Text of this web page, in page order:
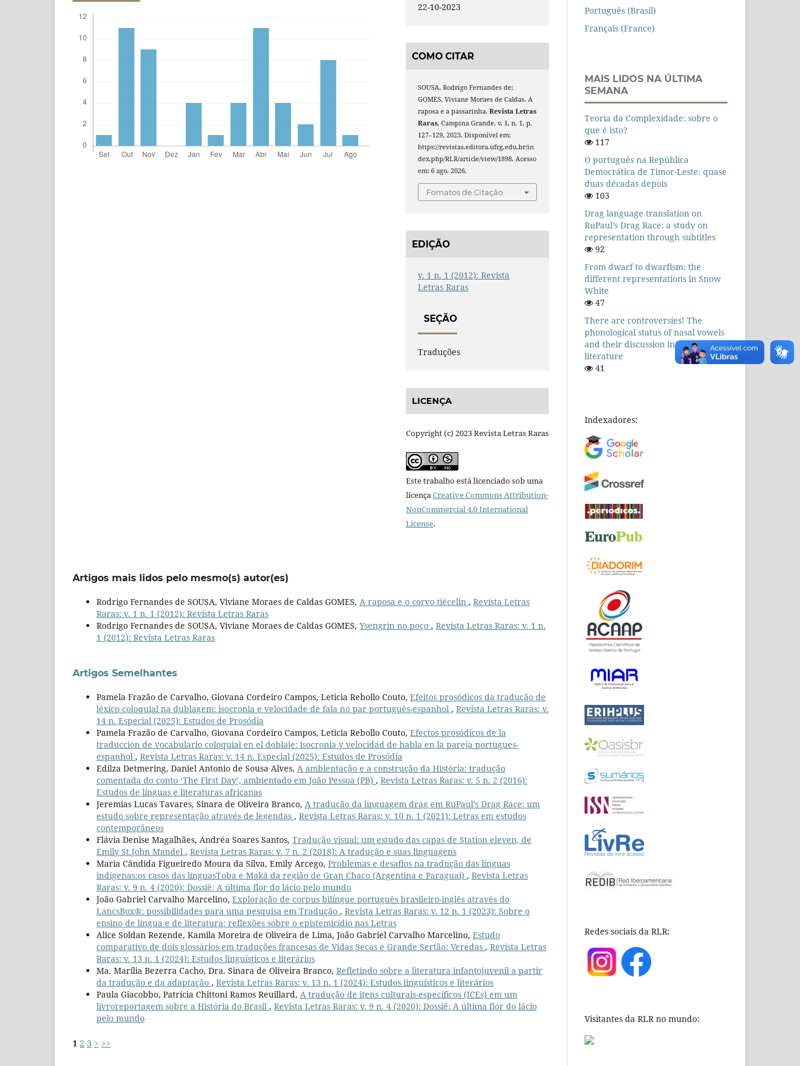
22-10-2023
COMO CITAR
SOUSA, Rodrigo Fernandes de;
GOMES, Viviane Moraes de Caldas. A
raposa e a passarinha.Revista Letras
Raras, Campina Grande, v. 1, n. 1, p.
127–129, 2023. Disponível em:
https://revistas.editora.ufcg.edu.br/in
dex.php/RLR/article/view/1898. Acesso
em: 6 ago. 2026.
Fomatos de Citação
EDIÇÃO
v. 1 n. 1 (2012): Revista
Letras Raras
SEÇÃO
Traduções
LICENÇA
Copyright (c) 2023 Revista Letras Raras
Este trabalho está licenciado sob uma
licençaCreative Commons Attribution-
NonCommercial 4.0 International
License.
Artigos mais lidos pelo mesmo(s) autor(es)
Rodrigo Fernandes de SOUSA, Viviane Moraes de Caldas GOMES, A raposa e o corvo tiécelin , Revista Letras
Raras: v. 1 n. 1 (2012): Revista Letras Raras
Rodrigo Fernandes de SOUSA, Viviane Moraes de Caldas GOMES, Ysengrin no poço , Revista Letras Raras: v. 1 n.
1 (2012): Revista Letras Raras
Artigos Semelhantes
Pamela Frazão de Carvalho, Giovana Cordeiro Campos, Leticia Rebollo Couto, Efeitos prosódicos da tradução de
léxico coloquial na dublagem: isocronia e velocidade de fala no par português-espanhol , Revista Letras Raras: v.
14 n. Especial (2025): Estudos de Prosódia
Pamela Frazão de Carvalho, Giovana Cordeiro Campos, Leticia Rebollo Couto, Efectos prosódicos de la
traducción de vocabulario coloquial en el doblaje: isocronia y velocidad de habla en la pareja portugues-
espanhol , Revista Letras Raras: v. 14 n. Especial (2025): Estudos de Prosódia
Edilza Detmering, Daniel Antonio de Sousa Alves, A ambientação e a construção da História: tradução
comentada do conto ‘The First Day’, ambientado em João Pessoa (PB) , Revista Letras Raras: v. 5 n. 2 (2016):
Estudos de línguas e literaturas africanas
Jeremias Lucas Tavares, Sinara de Oliveira Branco, A tradução da linguagem drag em RuPaul’s Drag Race: um
estudo sobre representação através de legendas , Revista Letras Raras: v. 10 n. 1 (2021): Letras em estudos
contemporâneos
Flávia Denise Magalhães, Andréa Soares Santos, Tradução visual: um estudo das capas de Station eleven, de
Emily St.John Mandel , Revista Letras Raras: v. 7 n. 2 (2018): A tradução e suas linguagens
Maria Cândida Figueiredo Moura da Silva, Emily Arcego, Problemas e desafios na tradução das línguas
indígenas:os casos das línguasToba e Maká da região de Gran Chaco (Argentina e Paraguai) , Revista Letras
Raras: v. 9 n. 4 (2020): Dossiê: A última flor do lácio pelo mundo
João Gabriel Carvalho Marcelino, Exploração de corpus bilíngue português brasileiro-inglês através do
LancsBox®: possibilidades para uma pesquisa em Tradução , Revista Letras Raras: v. 12 n. 1 (2023): Sobre o
ensino de língua e de literatura: reflexões sobre o epistemicídio nas Letras
Alice Soldan Rezende, Kamila Moreira de Oliveira de Lima, João Gabriel Carvalho Marcelino, Estudo
comparativo de dois glossários em traduções francesas de Vidas Secas e Grande Sertão: Veredas , Revista Letras
Raras: v. 13 n. 1 (2024): Estudos linguísticos e literários
Ma. Marília Bezerra Cacho, Dra. Sinara de Oliveira Branco, Refletindo sobre a literatura infantojuvenil a partir
da tradução e da adaptação , Revista Letras Raras: v. 13 n. 1 (2024): Estudos linguísticos e literários
Paula Giacobbo, Patrícia Chittoni Ramos Reuillard, A tradução de itens culturais-específicos (ICEs) em um
livroreportagem sobre a História do Brasil , Revista Letras Raras: v. 9 n. 4 (2020): Dossiê: A última flor do lácio
pelo mundo
1 2 3 > >>
Português (Brasil)
Français (France)
MAIS LIDOS NA ÚLTIMA
SEMANA
Teoria da Complexidade: sobre o
que é isto?
117
O português na República
Democrática de Timor-Leste: quase
duas décadas depois
103
Drag language translation on
RuPaul’s Drag Race: a study on
representation through subtitles
92
From dwarf to dwarfism: the
different representations in Snow
White
47
There are controversies! The
phonological status of nasal vowels
and their discussion in the
literature
41
Indexadores:
Redes sociais da RLR:
Visitantes da RLR no mundo: